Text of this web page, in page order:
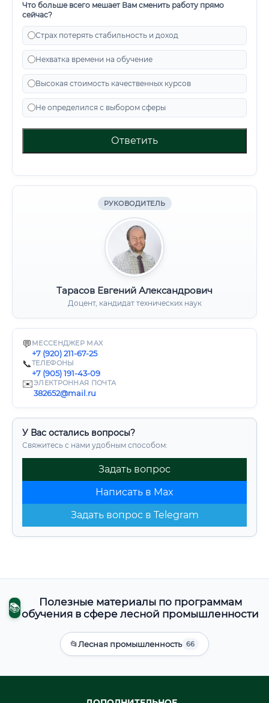
Что больше всего мешает Вам сменить работу прямо
сейчас?
Страх потерять стабильность и доход
Нехватка времени на обучение
Высокая стоимость качественных курсов
Не определился с выбором сферы
Ответить
РУКОВОДИТЕЛЬ
Тарасов Евгений Александрович
Доцент, кандидат технических наук
💬 МЕССЕНДЖЕР MAX
+7 (920) 211-67-25
📞ТЕЛЕФОНЫ
+7 (905) 191-43-09
✉️ЭЛЕКТРОННАЯ ПОЧТА
382652@mail.ru
У Вас остались вопросы?
Свяжитесь с нами удобным способом:
Задать вопрос
Написать в Max
Задать вопрос в Telegram
📚
Полезные материалы по программам
обучения в сфере лесной промышленности
📂Лесная промышленность 66